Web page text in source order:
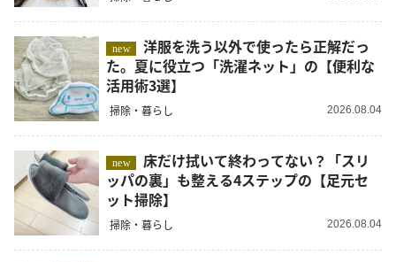
new
洋服を洗う以外で使ったら正解だっ
た。夏に役立つ「洗濯ネット」の【便利な
活用術3選】
掃除・暮らし 2026.08.04
new
床だけ拭いて終わってない？「スリ
ッパの裏」も整える4ステップの【足元セ
ット掃除】
掃除・暮らし 2026.08.04